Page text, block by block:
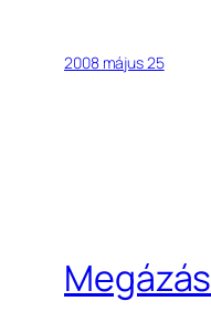
2008 május 25
Megázás